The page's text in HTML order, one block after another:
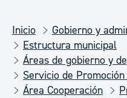
Inicio
Gobierno y
Estructura municipal
Áreas de gobierno y
Servicio de
Área Cooperación